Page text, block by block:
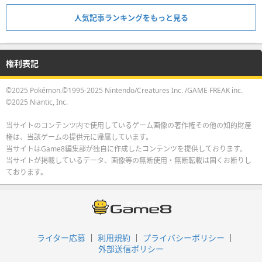
人気記事ランキングをもっと見る
権利表記
©2025 Pokémon.©1995-2025 Nintendo/Creatures Inc. /GAME FREAK inc.
©2025 Niantic, Inc.
当サイトのコンテンツ内で使用しているゲーム画像の著作権その他の知的財産
権は、当該ゲームの提供元に帰属しています。
当サイトはGame8編集部が独自に作成したコンテンツを提供しております。
当サイトが掲載しているデータ、画像等の無断使用・無断転載は固くお断りし
ております。
ライター応募 利用規約
プライバシーポリシー
外部送信ポリシー